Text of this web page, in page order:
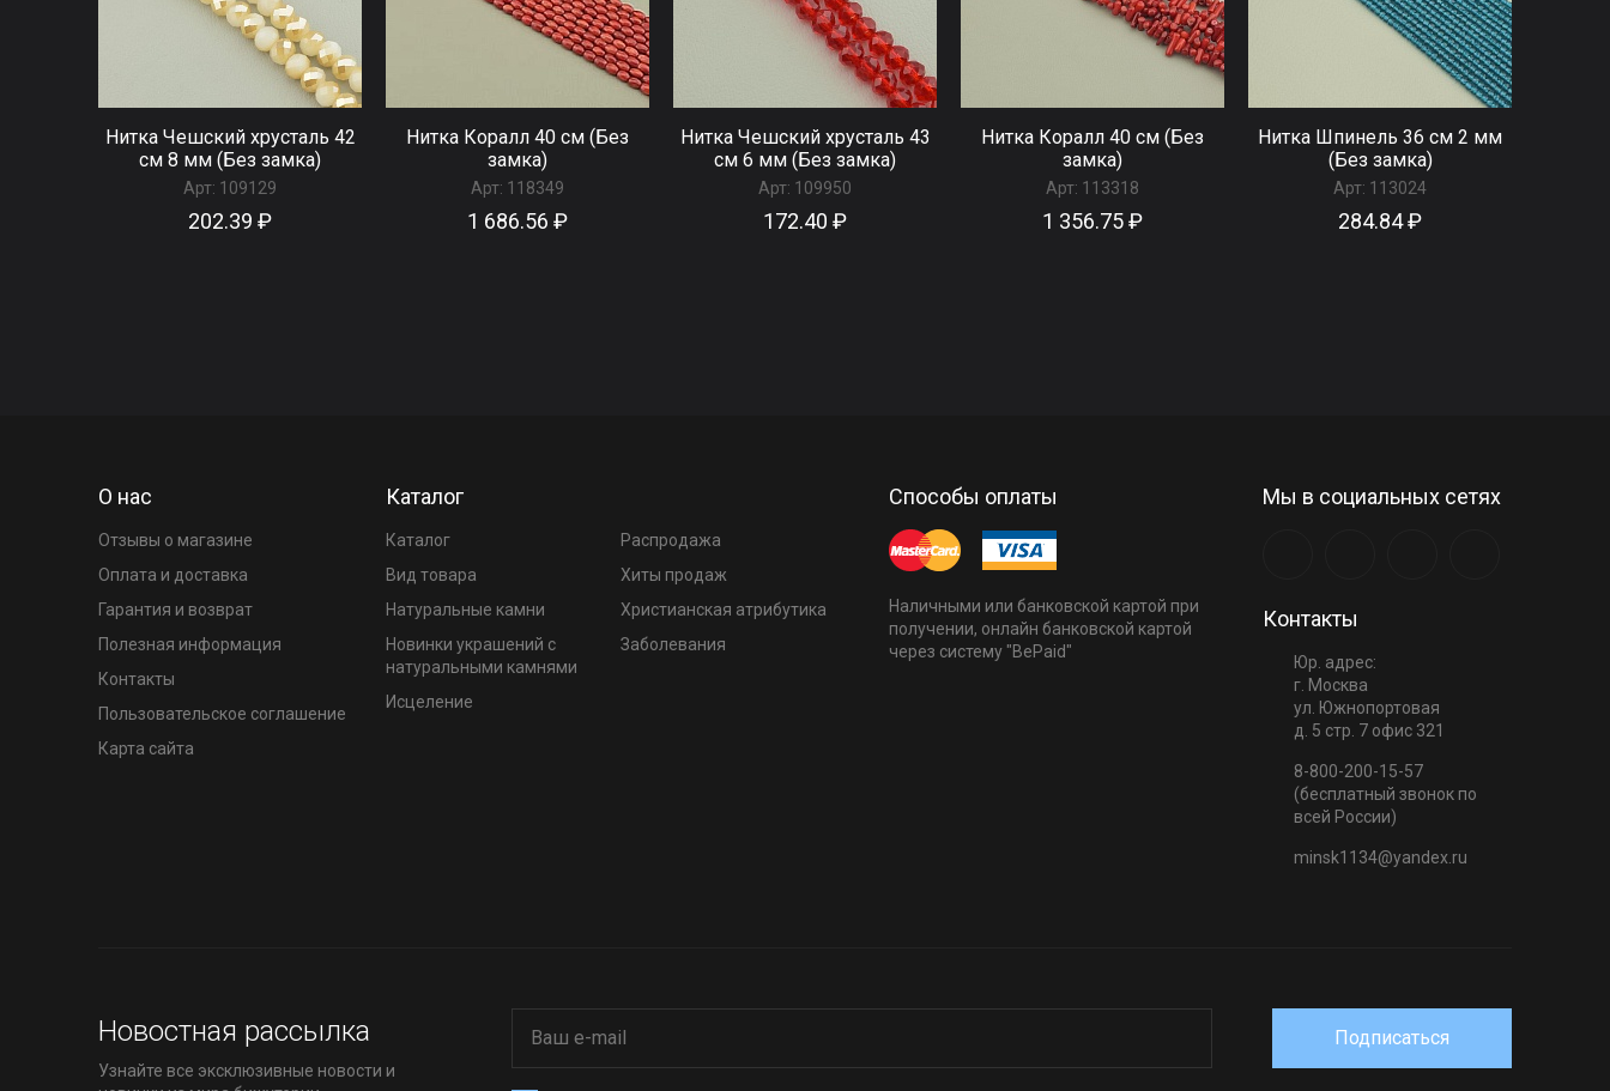
Нитка Чешский хрусталь 42
см 8 мм (Без замка)
Арт: 109129
202.39 ₽
Нитка Коралл 40 см (Без
замка)
Арт: 118349
1 686.56 ₽
Нитка Чешский хрусталь 43
см 6 мм (Без замка)
Арт: 109950
172.40 ₽
Нитка Коралл 40 см (Без
замка)
Арт: 113318
1 356.75 ₽
Нитка Шпинель 36 см 2 мм
(Без замка)
Арт: 113024
284.84 ₽
О нас
Отзывы о магазине
Оплата и доставка
Гарантия и возврат
Полезная информация
Контакты
Пользовательское соглашение
Карта сайта
Каталог
Каталог
Вид товара
Натуральные камни
Новинки украшений с
натуральными камнями
Распродажа
Хиты продаж
Христианская атрибутика
Заболевания
Исцеление
Способы оплаты
Наличными или банковской картой при
получении, онлайн банковской картой
через систему "BePaid"
Мы в социальных сетях
Контакты
Юр. адрес:
г. Москва
ул. Южнопортовая
д. 5 стр. 7 офис 321
8-800-200-15-57
(бесплатный звонок по
всей России)
minsk1134@yandex.ru
Новостная рассылка
Узнайте все эксклюзивные новости и
Подписаться